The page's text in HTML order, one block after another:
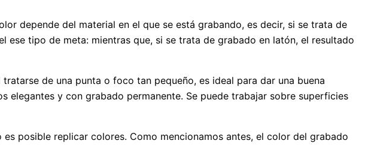
depende del material en el que se está grabando, es decir, si se trata de
tipo de meta: mientras que, si se trata de grabado en latón, el resultado
de una punta o foco tan pequeño, es ideal para dar una buena
y con grabado permanente. Se puede trabajar sobre superficies
posible replicar colores. Como mencionamos antes, el color del grabado